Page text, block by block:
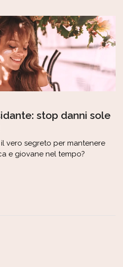
stop danni sole
vero segreto per mantenere
e giovane nel tempo?